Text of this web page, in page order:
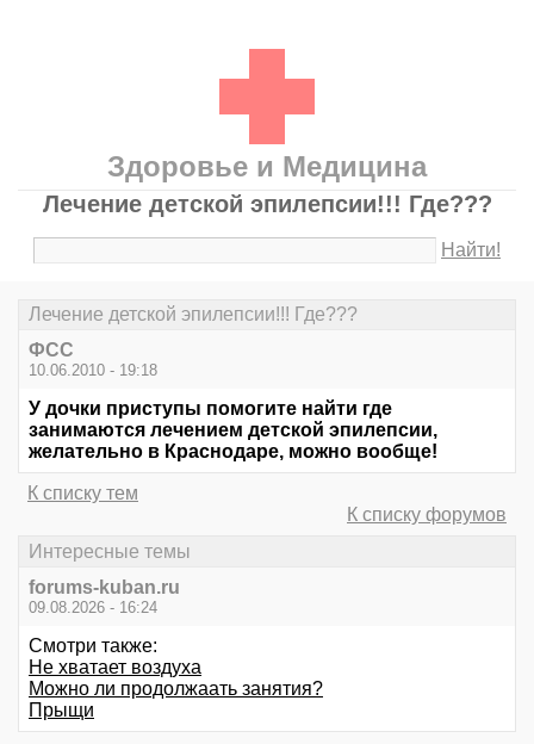
Здоровье и Медицина
Лечение детской эпилепсии!!! Где???
Найти!
Лечение детской эпилепсии!!! Где???
ФСС
10.06.2010 - 19:18
У дочки приступы помогите найти где
занимаются лечением детской эпилепсии,
желательно в Краснодаре, можно вообще!
К списку тем
К списку форумов
Интересные темы
forums-kuban.ru
09.08.2026 - 16:24
Смотри также:
Не хватает воздуха
Можно ли продолжаать занятия?
Прыщи